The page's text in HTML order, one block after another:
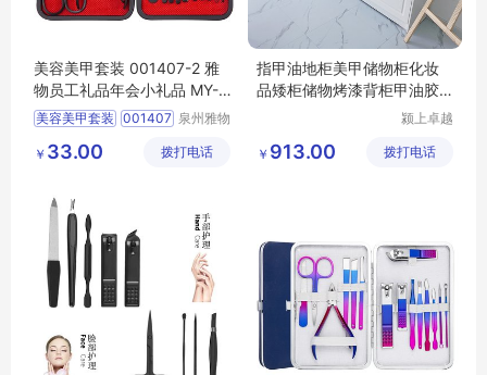
美容美甲套装 001407-2 雅
物员工礼品年会小礼品 MY-Y
HGM-L5-01
美容美甲套装 001407
年会小礼品
泉州雅物
公司
￥ 33.00 拨打电话
指甲油地柜美甲储物柜化妆
品矮柜储物烤漆背柜甲油胶
颍上卓越
有限公司
￥ 913.00 拨打电话